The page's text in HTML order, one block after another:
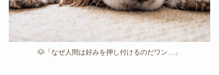
🐶「なぜ人間は好みを押し付けるのだワン…」